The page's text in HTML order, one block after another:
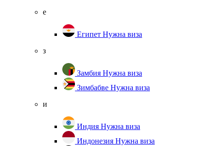
е
Египет Нужна виза
з
Замбия Нужна виза
Зимбабве Нужна виза
и
Индия Нужна виза
Индонезия Нужна виза